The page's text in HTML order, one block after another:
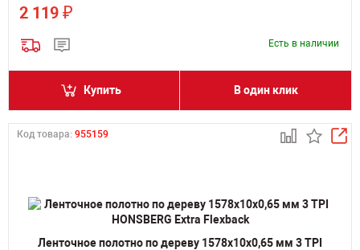
2 119 ₽
Есть в наличии
Купить В один клик
Код товара: 955159
Ленточное полотно по дереву 1578х10х0,65 мм 3 TPI